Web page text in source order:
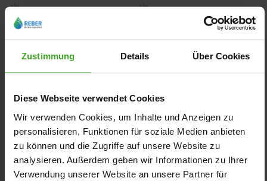
Zustimmung Details Über Cookies
Diese Webseite verwendet Cookies
Wir verwenden Cookies, um Inhalte und Anzeigen zu
personalisieren, Funktionen für soziale Medien anbieten
zu können und die Zugriffe auf unsere Website zu
analysieren. Außerdem geben wir Informationen zu Ihrer
Verwendung unserer Website an unsere Partner für
ab
1,28 €
ab
Profec Rohrschappeln
Stahl
Gelenkrohrschelle Stahl